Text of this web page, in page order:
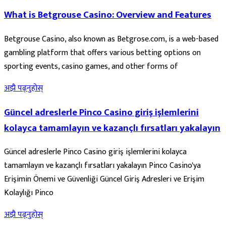
What is Betgrouse Casino: Overview and Features
Betgrouse Casino, also known as Betgrose.com, is a web-based
gambling platform that offers various betting options on
sporting events, casino games, and other forms of
अझै पढ्नुहोस्
Güncel adreslerle Pinco Casino giriş işlemlerini
kolayca tamamlayın ve kazançlı fırsatları yakalayın
Güncel adreslerle Pinco Casino giriş işlemlerini kolayca
tamamlayın ve kazançlı fırsatları yakalayın Pinco Casino'ya
Erişimin Önemi ve Güvenliği Güncel Giriş Adresleri ve Erişim
Kolaylığı Pinco
अझै पढ्नुहोस्